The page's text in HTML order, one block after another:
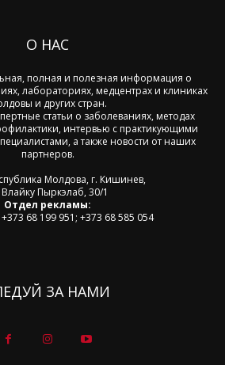
О НАС
полная и полезная информация о
лабораториях, медцентрах и клиниках
и других стран.
статьи о заболеваниях, методах
интервью с практикующими
а также новости от наших
партнеров.
Молдова, г. Кишинев,
Влайку Пыркэлаб, 30/1
Отдел рекламы:
+373 68 199 951; +373 68 585 054
ЗА НАМИ